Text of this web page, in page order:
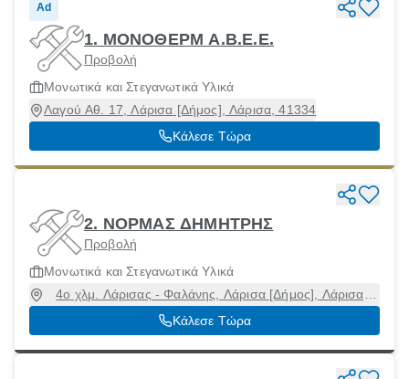
Ad
1. ΜΟΝΟΘΕΡΜ Α.Β.Ε.Ε.
Προβολή
Μονωτικά και Στεγανωτικά Υλικά
Λαγού Αθ. 17, Λάρισα [Δήμος], Λάρισα, 41334
Κάλεσε Τώρα
2. ΝΟΡΜΑΣ ΔΗΜΗΤΡΗΣ
Προβολή
Μονωτικά και Στεγανωτικά Υλικά
4ο χλμ. Λάρισας - Φαλάνης, Λάρισα [Δήμος], Λάρισα,
41500
Κάλεσε Τώρα